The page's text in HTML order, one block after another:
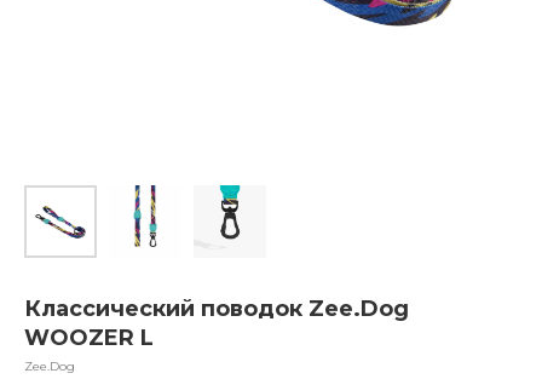
Классический поводок Zee.Dog
WOOZER L
Zee.Dog